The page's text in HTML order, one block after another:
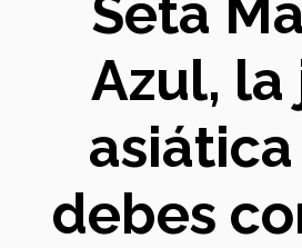
Seta
Azul, la
debes